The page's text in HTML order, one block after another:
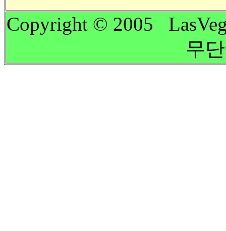
Copyright © 2005
무